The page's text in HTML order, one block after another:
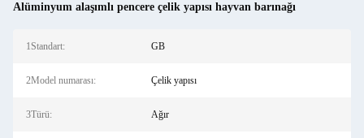
Alüminyum alaşımlı pencere çelik yapısı hayvan barınağı
1Standart: GB
2Model numarası: Çelik yapısı
3Türü: Ağır